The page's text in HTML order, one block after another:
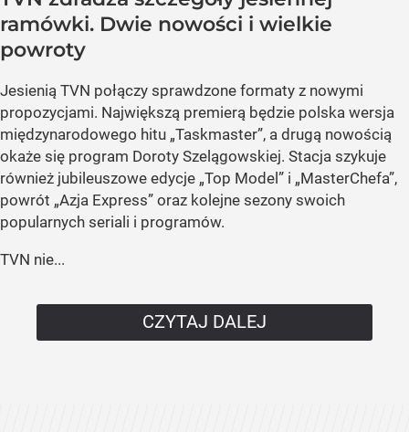
ramówki. Dwie nowości i wielkie
powroty
Jesienią TVN połączy sprawdzone formaty z nowymi
propozycjami. Największą premierą będzie polska wersja
międzynarodowego hitu „Taskmaster”, a drugą nowością
okaże się program Doroty Szelągowskiej. Stacja szykuje
również jubileuszowe edycje „Top Model” i „MasterChefa”,
powrót „Azja Express” oraz kolejne sezony swoich
popularnych seriali i programów.
TVN nie...
CZYTAJ DALEJ